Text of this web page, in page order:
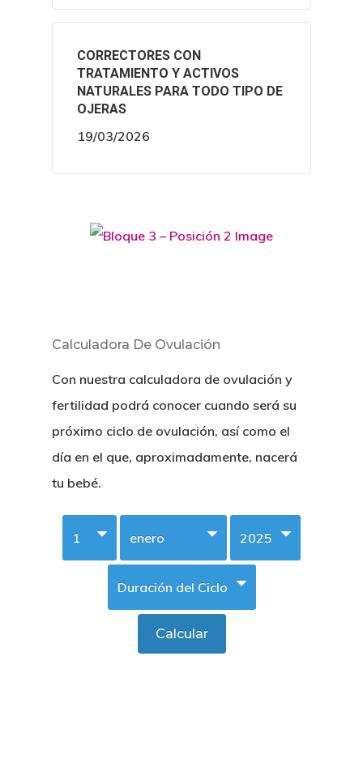
CORRECTORES CON
TRATAMIENTO Y ACTIVOS
NATURALES PARA TODO TIPO DE
OJERAS
19/03/2026
Calculadora De Ovulación
Con nuestra calculadora de ovulación y
fertilidad podrá conocer cuando será su
próximo ciclo de ovulación, así como el
día en el que, aproximadamente, nacerá
tu bebé.